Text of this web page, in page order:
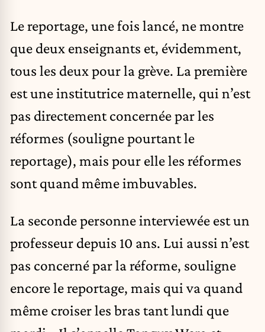
Le reportage, une fois lancé, ne montre
que deux enseignants et, évidemment,
tous les deux pour la grève. La première
est une institutrice maternelle, qui n’est
pas directement concernée par les
réformes (souligne pourtant le
reportage), mais pour elle les réformes
sont quand même imbuvables.
La seconde personne interviewée est un
professeur depuis 10 ans. Lui aussi n’est
pas concerné par la réforme, souligne
encore le reportage, mais qui va quand
même croiser les bras tant lundi que